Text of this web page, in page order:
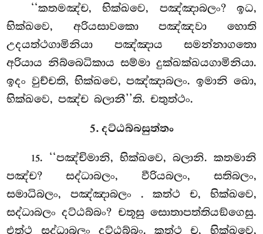
‘‘කතමඤ්ච, භික්ඛවෙ, පඤ්ඤාබලං? ඉධ,
භික්ඛවෙ, අරියසාවකො පඤ්ඤවා හොති
උදයත්ථගාමිනියා පඤ්ඤාය සමන්නාගතො
අරියාය නිබ්බෙධිකාය සම්මා දුක්ඛක්ඛයගාමිනියා.
ඉදං වුච්චති, භික්ඛවෙ, පඤ්ඤාබලං. ඉමානි ඛො,
භික්ඛවෙ, පඤ්ච බලානී’’ති. චතුත්ථං.
5. දට්ඨබ්බසුත්තං
15. ‘‘පඤ්චිමානි, භික්ඛවෙ, බලානි. කතමානි
පඤ්ච? සද්ධාබලං, වීරියබලං, සතිබලං,
සමාධිබලං, පඤ්ඤාබලං . කත්ථ ච, භික්ඛවෙ,
සද්ධාබලං දට්ඨබ්බං? චතූසු සොතාපත්තියඞ්ගෙසු.
එත්ථ සද්ධාබලං දට්ඨබ්බං. කත්ථ ච, භික්ඛවෙ,